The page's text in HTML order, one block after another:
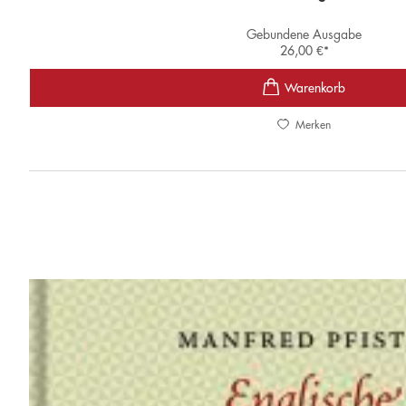
Gebundene Ausgabe
26,00 €*
Merken